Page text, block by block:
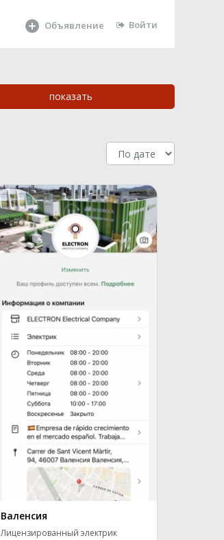
Объявление Войти
Валенсия
Лицензированный электрик